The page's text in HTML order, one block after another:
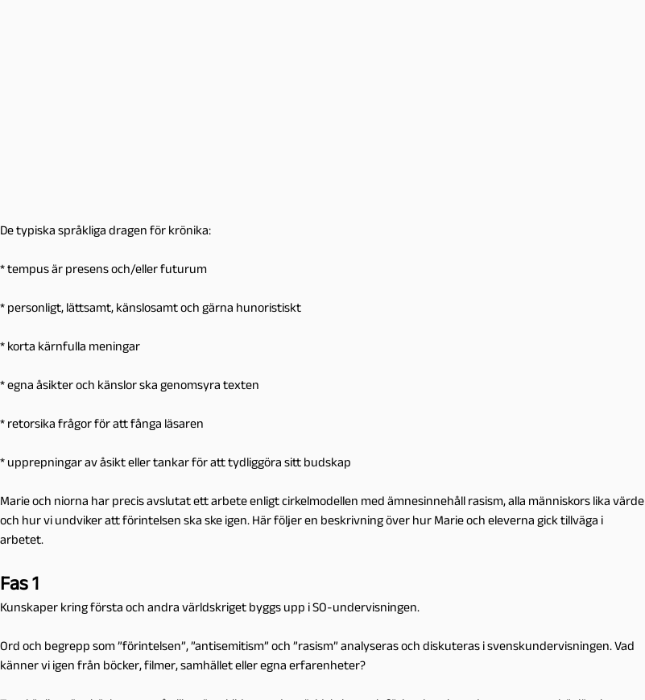
De typiska språkliga dragen för krönika:
* tempus är presens och/eller futurum
* personligt, lättsamt, känslosamt och gärna hunoristiskt
* korta kärnfulla meningar
* egna åsikter och känslor ska genomsyra texten
* retorsika frågor för att fånga läsaren
* upprepningar av åsikt eller tankar för att tydliggöra sitt budskap
Marie och niorna har precis avslutat ett arbete enligt cirkelmodellen med ämnesinnehåll rasism, alla människors lika värde
och hur vi undviker att förintelsen ska ske igen. Här följer en beskrivning över hur Marie och eleverna gick tillväga i
arbetet.
Fas 1
Kunskaper kring första och andra världskriget byggs upp i SO-undervisningen.
Ord och begrepp som ”förintelsen”, ”antisemitism” och ”rasism” analyseras och diskuteras i svenskundervisningen. Vad
känner vi igen från böcker, filmer, samhället eller egna erfarenheter?